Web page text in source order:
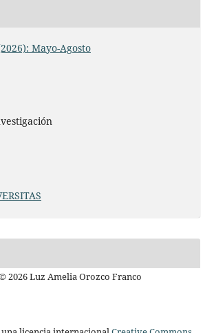
Mayo-Agosto
2026 Luz Amelia Orozco Franco